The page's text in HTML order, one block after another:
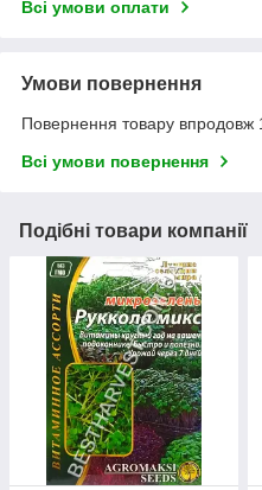
Всі умови оплати
Умови повернення
Повернення товару впродовж
Всі умови повернення
Подібні товари компанії